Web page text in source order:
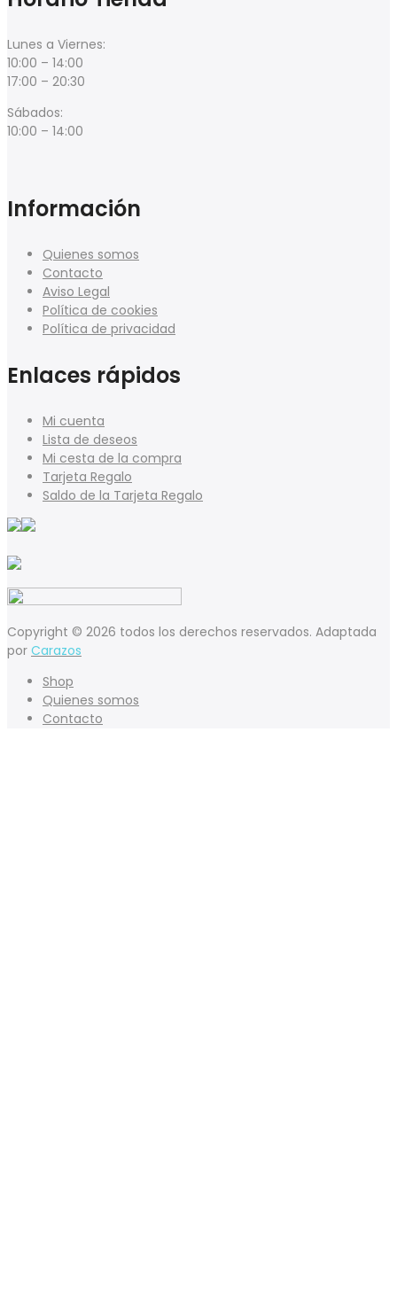
Lunes a Viernes:
10:00 – 14:00
17:00 – 20:30
Sábados:
10:00 – 14:00
Información
Quienes somos
Contacto
Aviso Legal
Política de cookies
Política de privacidad
Enlaces rápidos
Mi cuenta
Lista de deseos
Mi cesta de la compra
Tarjeta Regalo
Saldo de la Tarjeta Regalo
Copyright © 2026 todos los derechos reservados. Adaptada
por Carazos
Shop
Quienes somos
Contacto